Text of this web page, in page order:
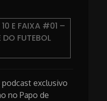
E FAIXA #01 –
FUTEBOL
podcast exclusivo
no Papo de